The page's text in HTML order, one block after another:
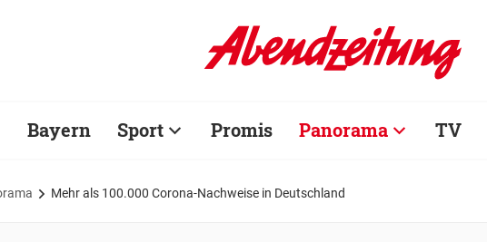
Bayern Sport Promis Panorama TV
Mehr als 100.000 Corona-Nachweise in Deutschland